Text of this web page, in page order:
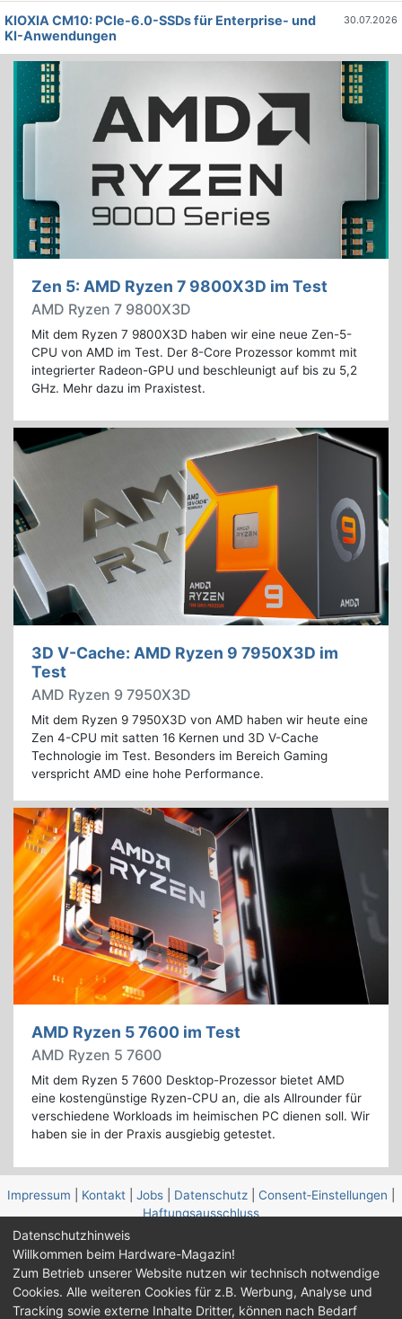
KIOXIA CM10: PCIe-6.0-SSDs für Enterprise- und
KI-Anwendungen
30.07.2026
Zen 5: AMD Ryzen 7 9800X3D im Test
AMD Ryzen 7 9800X3D
Mit dem Ryzen 7 9800X3D haben wir eine neue Zen-5-
CPU von AMD im Test. Der 8-Core Prozessor kommt mit
integrierter Radeon-GPU und beschleunigt auf bis zu 5,2
GHz. Mehr dazu im Praxistest.
3D V-Cache: AMD Ryzen 9 7950X3D im
Test
AMD Ryzen 9 7950X3D
Mit dem Ryzen 9 7950X3D von AMD haben wir heute eine
Zen 4-CPU mit satten 16 Kernen und 3D V-Cache
Technologie im Test. Besonders im Bereich Gaming
verspricht AMD eine hohe Performance.
AMD Ryzen 5 7600 im Test
AMD Ryzen 5 7600
Mit dem Ryzen 5 7600 Desktop-Prozessor bietet AMD
eine kostengünstige Ryzen-CPU an, die als Allrounder für
verschiedene Workloads im heimischen PC dienen soll. Wir
haben sie in der Praxis ausgiebig getestet.
Impressum Kontakt Jobs Datenschutz Consent‑Einstellungen
Haftungsausschluss
Feed Facebook YouTube
Twitch
Discord
Datenschutzhinweis
Willkommen beim Hardware-Magazin!
Zum Betrieb unserer Website nutzen wir technisch notwendige
Cookies. Alle weiteren Cookies für z.B. Werbung, Analyse und
Tracking sowie externe Inhalte Dritter, können nach Bedarf